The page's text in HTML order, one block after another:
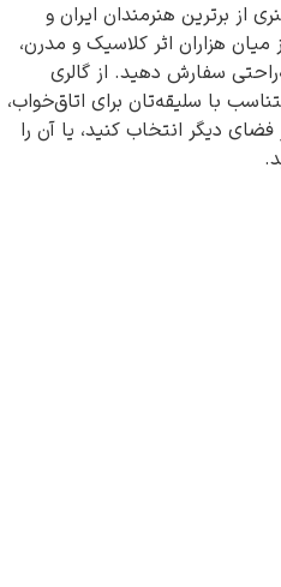
از برترین هنرمندان ایران و
هزاران اثر کلاسیک و مدرن،
سفارش دهید. از گالری
با سلیقه‌تان برای اتاق‌خواب،
دیگر انتخاب کنید، یا آن را